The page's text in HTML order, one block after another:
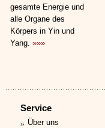
gesamte Energie und
alle Organe des
Körpers in Yin und
Yang. »»»
Service
Über uns